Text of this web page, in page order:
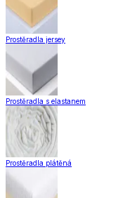
Prostěradla jersey
Prostěradla s elastanem
Prostěradla plátěná